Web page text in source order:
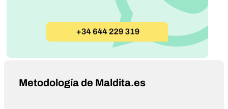
Metodología de Maldita.es